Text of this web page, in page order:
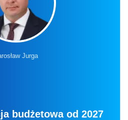
Jurga
budżetowa od 2027